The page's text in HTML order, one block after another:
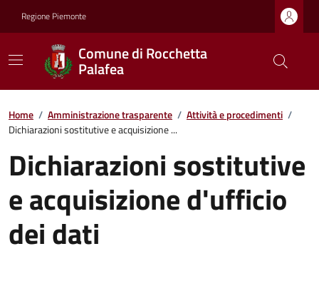
Regione Piemonte
Comune di Rocchetta
Palafea
Home / Amministrazione trasparente / Attività e procedimenti /
Dichiarazioni sostitutive e acquisizione ...
Dichiarazioni sostitutive
e acquisizione d'ufficio
dei dati